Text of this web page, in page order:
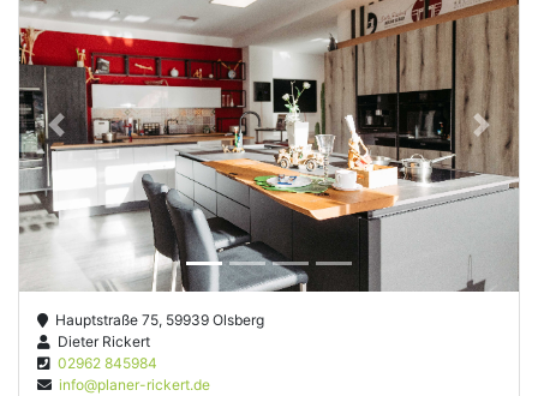
Previous Next
Hauptstraße 75, 59939 Olsberg
Dieter Rickert
02962 845984
info@planer-rickert.de